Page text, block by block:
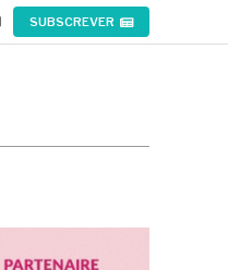
SUBSCREVER